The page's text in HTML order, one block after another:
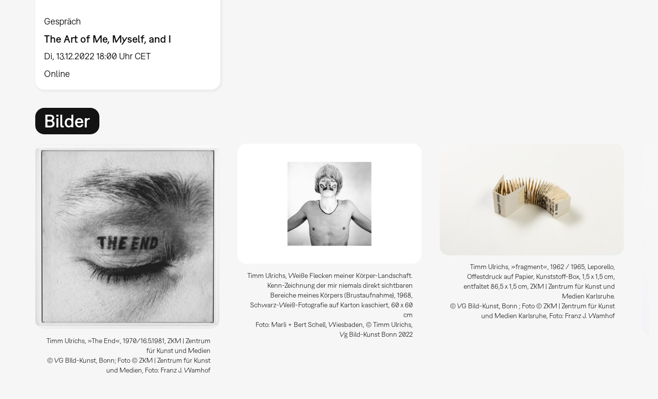
Gespräch
The Art of Me, Myself, and I
Di, 13.12.2022 18:00 Uhr CET
Online
Bilder
Timm Ulrichs, »The End«, 1970/16.5.1981, ZKM | Zentrum
für Kunst und Medien
© VG BIld-Kunst, Bonn; Foto © ZKM | Zentrum für Kunst
und Medien, Foto: Franz J. Wamhof
Timm Ulrichs, Weiße Flecken meiner Körper-Landschaft.
Kenn-Zeichnung der mir niemals direkt sichtbaren
Bereiche meines Körpers (Brustaufnahme), 1968,
Schwarz-Weiß-Fotografie auf Karton kaschiert, 60 x 60
cm
Foto: Marli + Bert Schell, Wiesbaden, © Timm Ulrichs,
Vg Bild-Kunst Bonn 2022
Timm Ulrichs, »fragment«, 1962 / 1965, Leporello,
Offestdruck auf Papier, Kunststoff-Box, 1,5 x 1,5 cm,
entfaltet 86,5 x 1,5 cm, ZKM | Zentrum für Kunst und
Medien Karlsruhe.
© VG Bild-Kunst, Bonn ; Foto © ZKM | Zentrum für Kunst
und Medien Karlsruhe, Foto: Franz J. Wamhof